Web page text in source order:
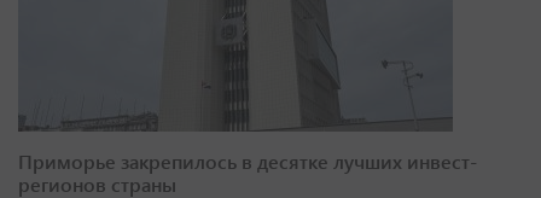
Приморье закрепилось в десятке лучших инвест-
регионов страны